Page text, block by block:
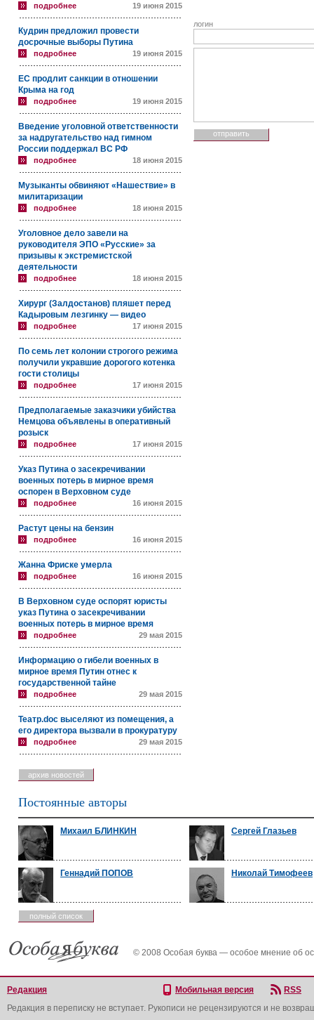
подробнее 19 июня 2015
Кудрин предложил провести
досрочные выборы Путина
подробнее 19 июня 2015
ЕС продлит санкции в отношении
Крыма на год
подробнее 19 июня 2015
Введение уголовной ответственности
за надругательство над гимном
России поддержал ВС РФ
подробнее 18 июня 2015
Музыканты обвиняют «Нашествие» в
милитаризации
подробнее 18 июня 2015
Уголовное дело завели на
руководителя ЭПО «Русские» за
призывы к экстремистской
деятельности
подробнее 18 июня 2015
Хирург (Залдостанов) пляшет перед
Кадыровым лезгинку — видео
подробнее 17 июня 2015
По семь лет колонии строгого режима
получили укравшие дорогого котенка
гости столицы
подробнее 17 июня 2015
Предполагаемые заказчики убийства
Немцова объявлены в оперативный
розыск
подробнее 17 июня 2015
Указ Путина о засекречивании
военных потерь в мирное время
оспорен в Верховном суде
подробнее 16 июня 2015
Растут цены на бензин
подробнее 16 июня 2015
Жанна Фриске умерла
подробнее 16 июня 2015
В Верховном суде оспорят юристы
указ Путина о засекречивании
военных потерь в мирное время
подробнее 29 мая 2015
Информацию о гибели военных в
мирное время Путин отнес к
государственной тайне
подробнее 29 мая 2015
Театр.doc выселяют из помещения, а
его директора вызвали в прокуратуру
подробнее 29 мая 2015
архив новостей
логин
Постоянные авторы
Михаил БЛИНКИН Сергей Глазьев
Геннадий ПОПОВ Николай Тимофеев
полный список
© 2008 Особая буква — особое мнение об
Редакция Мобильная версия
RSS
Редакция в переписку не вступает. Рукописи не рецензируются и не